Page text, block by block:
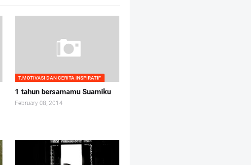
T.MOTIVASI DAN CERITA INSPIRATIF
1 tahun bersamamu Suamiku
February 08, 2014